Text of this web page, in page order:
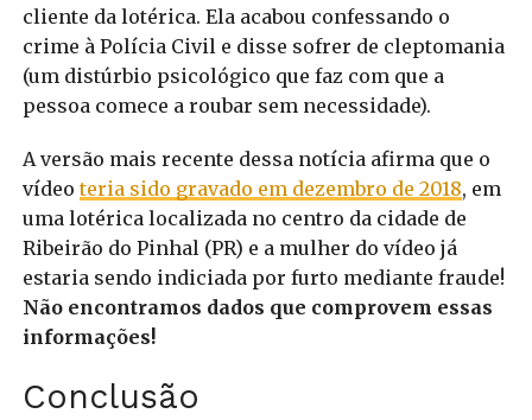
cliente da lotérica. Ela acabou confessando o
crime à Polícia Civil e disse sofrer de cleptomania
(um distúrbio psicológico que faz com que a
pessoa comece a roubar sem necessidade).
A versão mais recente dessa notícia afirma que o
vídeoteria sido gravado em dezembro de 2018, em
uma lotérica localizada no centro da cidade de
Ribeirão do Pinhal (PR) e a mulher do vídeo já
estaria sendo indiciada por furto mediante fraude!
Não encontramos dados que comprovem essas
informações!
Conclusão